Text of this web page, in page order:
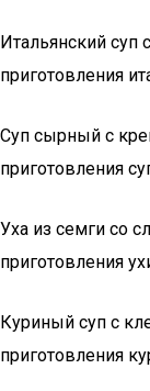
Итальянский суп
приготовления
Суп сырный с
приготовления
Ухa из семги со
приготовления
Куриный суп с
приготовления